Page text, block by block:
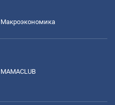
Mакроэкономика
MAMACLUB